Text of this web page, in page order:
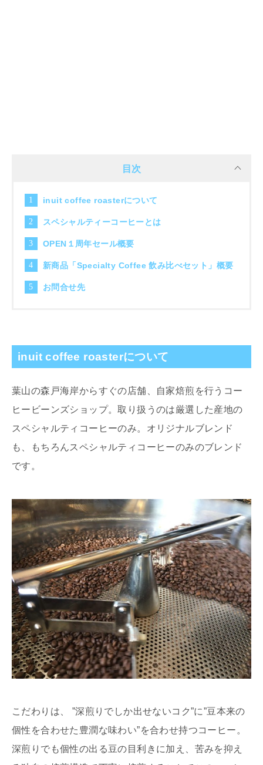
目次
inuit coffee roasterについて
スペシャルティーコーヒーとは
OPEN１周年セール概要
新商品「Specialty Coffee 飲み比べセット」概要
お問合せ先
inuit coffee roasterについて
葉山の森戸海岸からすぐの店舗、自家焙煎を行うコー
ヒービーンズショップ。取り扱うのは厳選した産地の
スペシャルティコーヒーのみ。オリジナルブレンド
も、もちろんスペシャルティコーヒーのみのブレンド
です。
こだわりは、 ”深煎りでしか出せないコク”に”豆本来の
個性を合わせた豊潤な味わい”を合わせ持つコーヒー。
深煎りでも個性の出る豆の目利きに加え、苦みを抑え